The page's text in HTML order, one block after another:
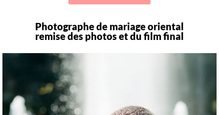
Photographe de mariage oriental
remise des photos et du film final